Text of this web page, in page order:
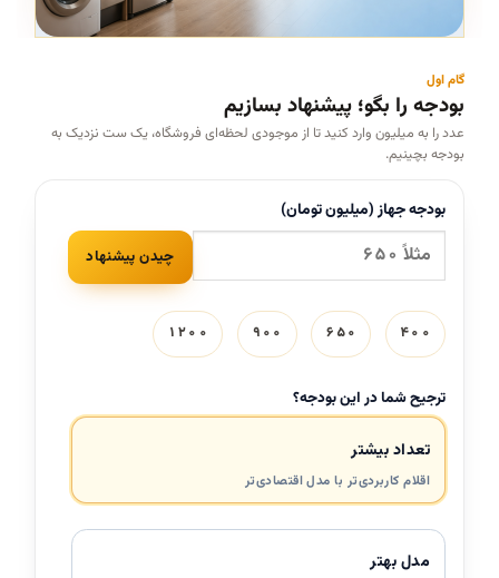
گام اول
بودجه را بگو؛ پیشنهاد بسازیم
عدد را به میلیون وارد کنید تا از موجودی لحظه‌ای فروشگاه، یک ست نزدیک به
بودجه بچینیم.
بودجه جهاز (میلیون تومان)
چیدن پیشنهاد
۴۰۰ ۶۵۰ ۹۰۰ ۱۲۰۰
ترجیح شما در این بودجه؟
تعداد بیشتر
اقلام کاربردی‌تر با مدل اقتصادی‌تر
مدل بهتر